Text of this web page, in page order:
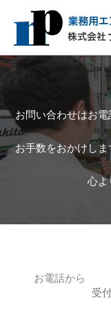
ス
プ
お問い合わせはお
お手数をおかけし
心よ
お電話から
受